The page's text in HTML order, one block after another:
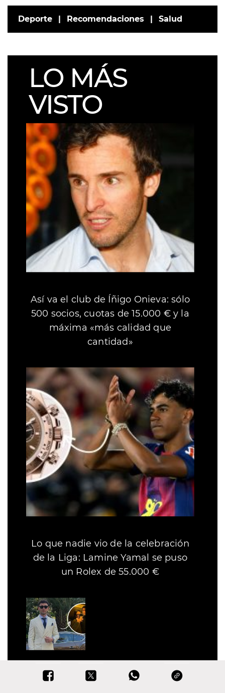
Deporte Recomendaciones Salud
LO MÁS
VISTO
Así va el club de Íñigo Onieva: sólo
500 socios, cuotas de 15.000 € y la
máxima «más calidad que
cantidad»
Lo que nadie vio de la celebración
de la Liga: Lamine Yamal se puso
un Rolex de 55.000 €
Navalpotro